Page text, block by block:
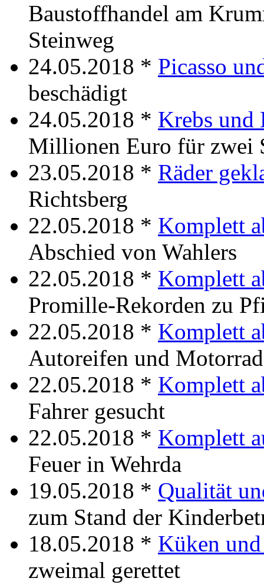
Baustoffhandel am
Steinweg
24.05.2018 * Picasso
beschädigt
24.05.2018 * Krebs und
Millionen Euro für zwei
23.05.2018 * Räder
Richtsberg
22.05.2018 * Komplett
Abschied von Wahlers
22.05.2018 * Komplett
Promille-Rekorden zu
22.05.2018 * Komplett
Autoreifen und
22.05.2018 * Komplett
Fahrer gesucht
22.05.2018 * Komplett
Feuer in Wehrda
19.05.2018 * Qualität
zum Stand der
18.05.2018 * Küken
zweimal gerettet